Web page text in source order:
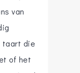
van
taart die
of het